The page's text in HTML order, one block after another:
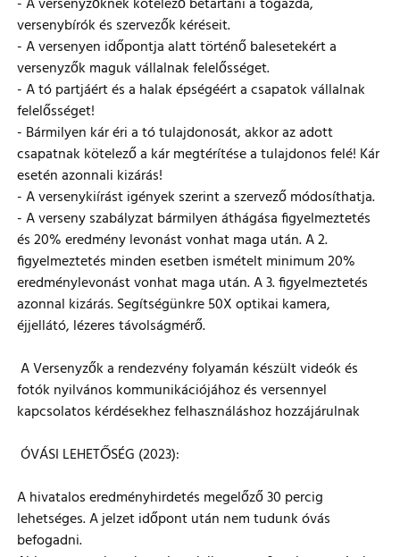
versenybírók és szervezők kéréseit.
- A versenyen időpontja alatt történő balesetekért a
versenyzők maguk vállalnak felelősséget.
- A tó partjáért és a halak épségéért a csapatok vállalnak
felelősséget!
- Bármilyen kár éri a tó tulajdonosát, akkor az adott
csapatnak kötelező a kár megtérítése a tulajdonos felé! Kár
esetén azonnali kizárás!
- A versenykiírást igények szerint a szervező módosíthatja.
- A verseny szabályzat bármilyen áthágása figyelmeztetés
és 20% eredmény levonást vonhat maga után. A 2.
figyelmeztetés minden esetben ismételt minimum 20%
eredménylevonást vonhat maga után. A 3. figyelmeztetés
azonnal kizárás. Segítségünkre 50X optikai kamera,
éjjellátó, lézeres távolságmérő.
A Versenyzők a rendezvény folyamán készült videók és
fotók nyilvános kommunikációjához és versennyel
kapcsolatos kérdésekhez felhasználáshoz hozzájárulnak
ÓVÁSI LEHETŐSÉG (2023):
A hivatalos eredményhirdetés megelőző 30 percig
lehetséges. A jelzet időpont után nem tudunk óvás
befogadni.